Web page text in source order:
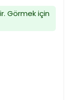
Görmek için